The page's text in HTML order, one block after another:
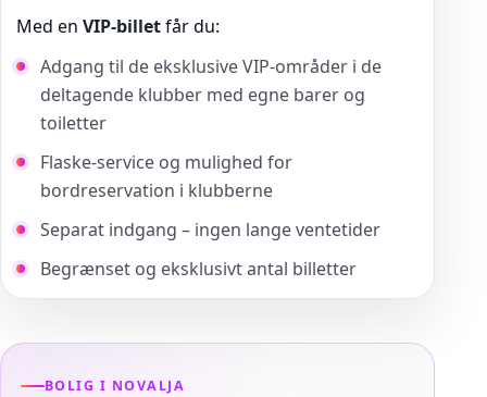
Med en VIP-billetfår du:
Adgang til de eksklusive VIP-områder i de
deltagende klubber med egne barer og
toiletter
Flaske-service og mulighed for
bordreservation i klubberne
Separat indgang – ingen lange ventetider
Begrænset og eksklusivt antal billetter
BOLIG I NOVALJA